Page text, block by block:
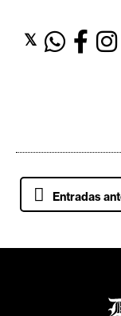
𝕏
N
a
Entradas